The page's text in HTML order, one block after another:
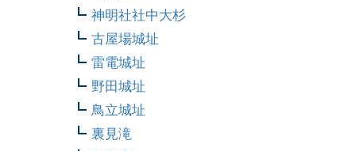
神明社社中大杉
古屋場城址
雷電城址
野田城址
鳥立城址
裏見滝